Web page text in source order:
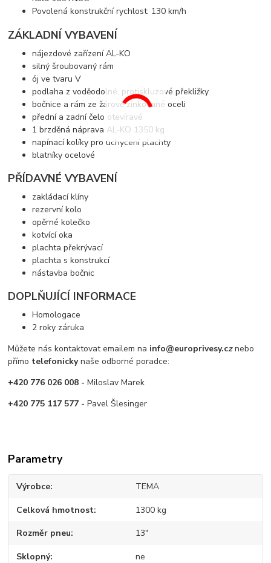
Povolená konstrukční rychlost: 130 km/h
ZÁKLADNÍ VYBAVENÍ
nájezdové zařízení AL-KO
silný šroubovaný rám
ój ve tvaru V
podlaha z voděodolné, protiskluzové překližky
bočnice a rám ze žárově zinkované oceli
přední a zadní čelo otevíravé
1 brzděná náprava AL-KO 1350 kg
napínací kolíky pro uchycení plachty
blatníky ocelové
PŘÍDAVNÉ VYBAVENÍ
zakládací klíny
rezervní kolo
opěrné kolečko
kotvící oka
plachta překrývací
plachta s konstrukcí
nástavba bočnic
DOPLŇUJÍCÍ INFORMACE
Homologace
2 roky záruka
Můžete nás kontaktovat emailem na info@europrivesy.cznebo
přímo telefonickynaše odborné poradce:
+420 776 026 008 -Miloslav Marek
+420 775 117 577 -Pavel Šlesinger
Parametry
Výrobce TEMA
Celková hmotnost 1300 kg
Rozměr pneu 13"
Sklopný ne